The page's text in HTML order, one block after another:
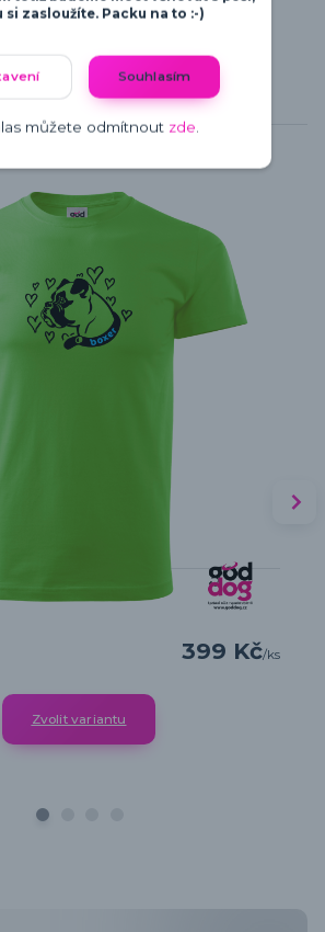
zboží 4
399 Kč/ks
Zvolit variantu
si zasloužíte. Packu na to :-)
Souhlasím
můžete odmítnout zde.